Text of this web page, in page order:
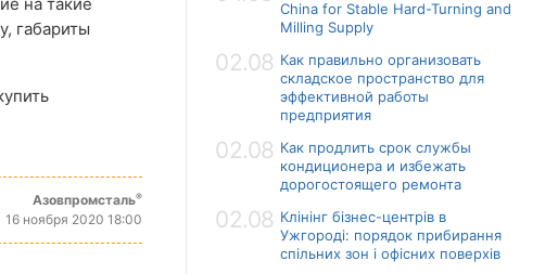
габариты
Азовпромсталь®
16 ноября 2020 18:00
China for Stable Hard-Turning and
Milling Supply
02.08 Как правильно организовать
складское пространство для
эффективной работы
предприятия
02.08 Как продлить срок службы
кондиционера и избежать
дорогостоящего ремонта
02.08 Клінінг бізнес-центрів в
Ужгороді: порядок прибирання
спільних зон і офісних поверхів